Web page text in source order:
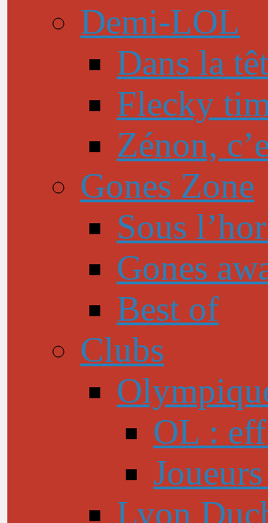
Demi-LOL
Dans la
Flecky
Zénon,
Gones Zone
Sous
Gones
Best of
Clubs
OL :
Lyon